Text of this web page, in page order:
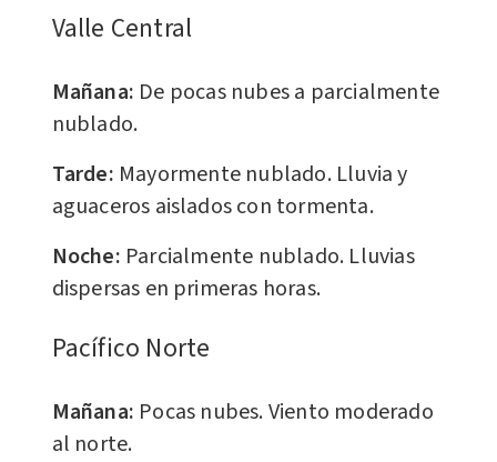
Valle Central
Mañana: De pocas nubes a parcialmente
nublado.
Tarde: Mayormente nublado. Lluvia y
aguaceros aislados con tormenta.
Noche: Parcialmente nublado. Lluvias
dispersas en primeras horas.
Pacífico Norte
Mañana: Pocas nubes. Viento moderado
al norte.